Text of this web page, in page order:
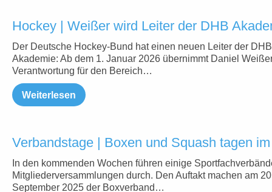
Hockey | Weißer wird Leiter der DHB
Der Deutsche Hockey-Bund hat einen neuen Leiter der DHB
Akademie: Ab dem 1. Januar 2026 übernimmt Daniel
Verantwortung für den Bereich…
Weiterlesen
Verbandstage | Boxen und Squash tagen
In den kommenden Wochen führen einige
Mitgliederversammlungen durch. Den Auftakt machen am
September 2025 der Boxverband…